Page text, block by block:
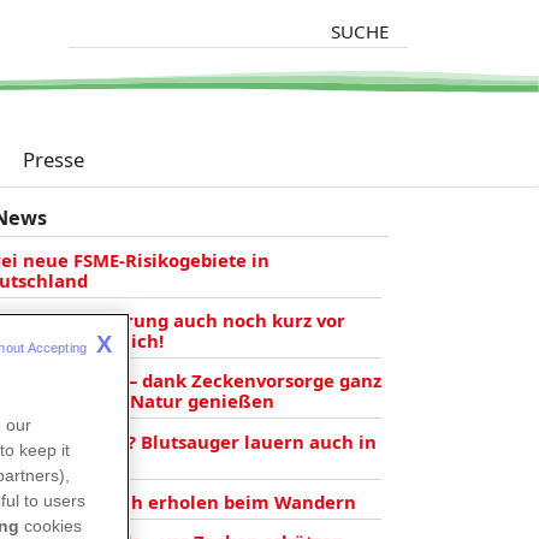
Presse
neue FSME-Risikogebiete in
Immunisierung auch noch kurz vor
Urlaub möglich!
mit Hund – dank Zeckenvorsorge ganz
die Natur genießen
Blutsauger lauern auch in
Stadt
sein und sich erholen beim Wandern
our
keep it
to users
cookies
Accepting X